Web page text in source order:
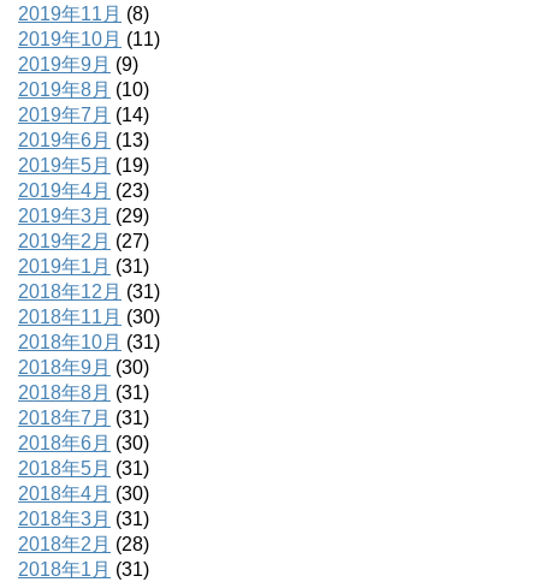
2019年11月 (8)
2019年10月 (11)
2019年9月 (9)
2019年8月 (10)
2019年7月 (14)
2019年6月 (13)
2019年5月 (19)
2019年4月 (23)
2019年3月 (29)
2019年2月 (27)
2019年1月 (31)
2018年12月 (31)
2018年11月 (30)
2018年10月 (31)
2018年9月 (30)
2018年8月 (31)
2018年7月 (31)
2018年6月 (30)
2018年5月 (31)
2018年4月 (30)
2018年3月 (31)
2018年2月 (28)
2018年1月 (31)